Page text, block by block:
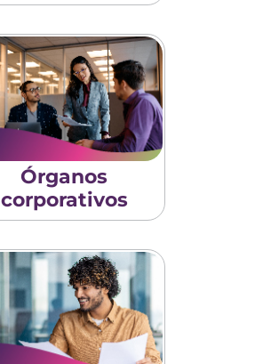
Órganos
corporativos